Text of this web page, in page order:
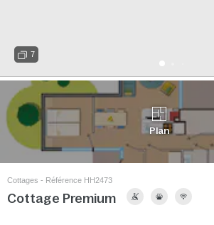
7
Plan
Cottages - Référence HH2473
Cottage Premium